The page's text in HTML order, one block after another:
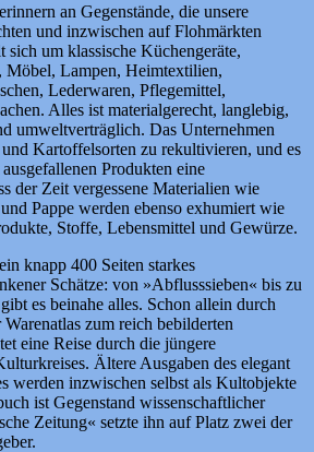
an Gegenstände, die unsere
und inzwischen auf Flohmärkten
sich um klassische Küchengeräte,
Möbel, Lampen, Heimtextilien,
Lederwaren, Pflegemittel,
Alles ist materialgerecht, langlebig,
umweltverträglich. Das Unternehmen
Kartoffelsorten zu rekultivieren, und es
Produkten eine
der Zeit vergessene Materialien wie
Pappe werden ebenso exhumiert wie
Stoffe, Lebensmittel und Gewürze.
knapp 400 Seiten starkes
Schätze: von »Abflusssieben« bis zu
es beinahe alles. Schon allein durch
zum reich bebilderten
eine Reise durch die jüngere
Ältere Ausgaben des elegant
werden inzwischen selbst als Kultobjekte
ist Gegenstand wissenschaftlicher
Zeitung« setzte ihn auf Platz zwei der